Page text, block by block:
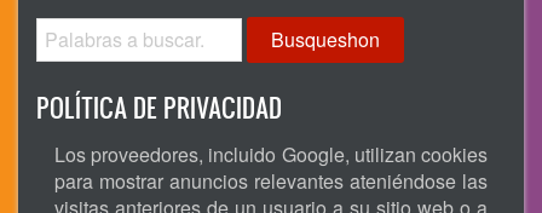
Busqueshon
POLÍTICA DE PRIVACIDAD
Los proveedores, incluido Google, utilizan cookies
para mostrar anuncios relevantes ateniéndose las
visitas anteriores de un usuario a su sitio web o a